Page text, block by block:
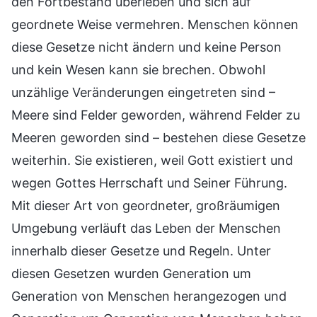
geordnete Weise vermehren. Menschen können
diese Gesetze nicht ändern und keine Person
und kein Wesen kann sie brechen. Obwohl
unzählige Veränderungen eingetreten sind –
Meere sind Felder geworden, während Felder zu
Meeren geworden sind – bestehen diese Gesetze
weiterhin. Sie existieren, weil Gott existiert und
wegen Gottes Herrschaft und Seiner Führung.
Mit dieser Art von geordneter, großräumigen
Umgebung verläuft das Leben der Menschen
innerhalb dieser Gesetze und Regeln. Unter
diesen Gesetzen wurden Generation um
Generation von Menschen herangezogen und